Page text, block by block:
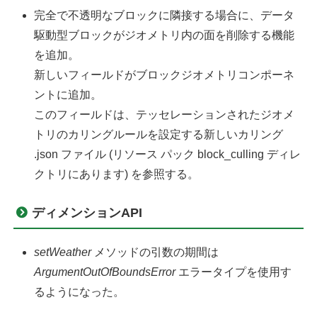
完全で不透明なブロックに隣接する場合に、データ
駆動型ブロックがジオメトリ内の面を削除する機能
を追加。
新しいフィールドがブロックジオメトリコンポーネ
ントに追加。
このフィールドは、テッセレーションされたジオメ
トリのカリングルールを設定する新しいカリング
.json ファイル (リソース パック block_culling ディレ
クトリにあります) を参照する。
ディメンションAPI
setWeather メソッドの引数の期間は
ArgumentOutOfBoundsError エラータイプを使用す
るようになった。